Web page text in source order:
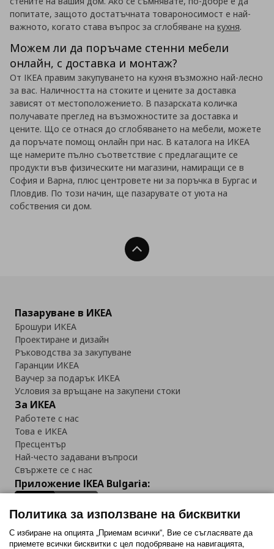
попитате, защото достатъчната товароносимост е най-
важното, когато става въпрос за сглобяване на кухня.
Можем ли да поръчаме стенни мебели
онлайн, с доставка и монтаж?
От IKEA правим закупуването на кухня възможно най-лесно
за вас. Наличността на стоките и цените за доставка
зависят от местоположението. В пазарската количка
получавате преглед на възможностите за доставка и
цените. Що се отнася до сглобяването на мебели, можете
да поръчате помощ онлайн при нас. В каталога на ИКЕА
ще намерите пълно съответствие с предлагащите се
продукти във физическите ни магазини, намиращи се в
София и Варна, плюс центровете ни за поръчка в Бургас и
Пловдив. По този начин, ще пазарувате от уюта на
собствения си дом.
Нагоре
Пазаруване в ИКЕА
Брошури ИКЕА
Проектиране и дизайн
Ръководства за закупуване
Гаранции ИКЕА
Ваучер за подарък ИКЕА
Условия за връщане на закупени стоки
За ИКЕА
Работете с нас
Това е ИКЕА
Пресцентър
Най-често задавани въпроси
Свържете се с нас
Приложение IKEA Bulgaria:
Политика за използване на бисквитки
С избиране на опцията „Приемам всички“, Вие се съгласявате да
приемете всички бисквитки с цел подобряване на навигацията,